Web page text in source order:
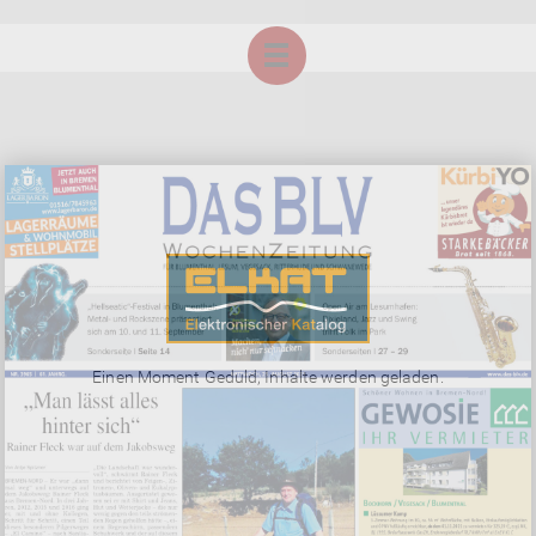
Einen Moment Geduld, Inhalte werden geladen.